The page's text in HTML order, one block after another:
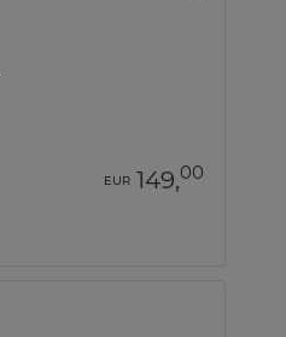
EUR 149,00